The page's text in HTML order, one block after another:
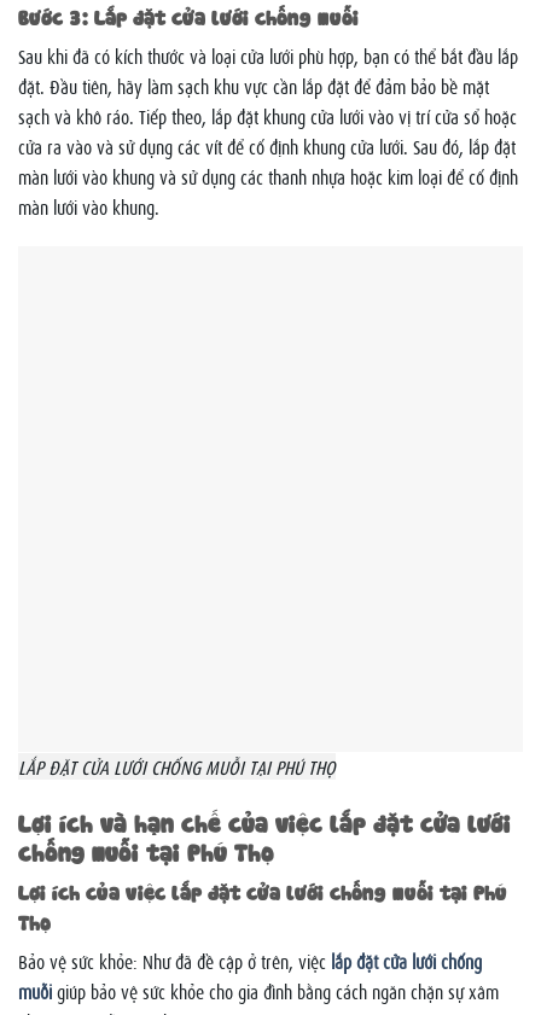
Bước 3: Lắp đặt cửa lưới chống muỗi
Sau khi đã có kích thước và loại cửa lưới phù hợp, bạn có thể bắt đầu lắp
đặt. Đầu tiên, hãy làm sạch khu vực cần lắp đặt để đảm bảo bề mặt
sạch và khô ráo. Tiếp theo, lắp đặt khung cửa lưới vào vị trí cửa sổ hoặc
cửa ra vào và sử dụng các vít để cố định khung cửa lưới. Sau đó, lắp đặt
màn lưới vào khung và sử dụng các thanh nhựa hoặc kim loại để cố định
màn lưới vào khung.
LẮP ĐẶT CỬA LƯỚI CHỐNG MUỖI TẠI PHÚ THỌ
Lợi ích và hạn chế của việc lắp đặt cửa lưới
chống muỗi tại Phú Thọ
Lợi ích của việc lắp đặt cửa lưới chống muỗi tại Phú
Thọ
Bảo vệ sức khỏe: Như đã đề cập ở trên, việc lắp đặt cửa lưới chống
muỗigiúp bảo vệ sức khỏe cho gia đình bằng cách ngăn chặn sự xâm